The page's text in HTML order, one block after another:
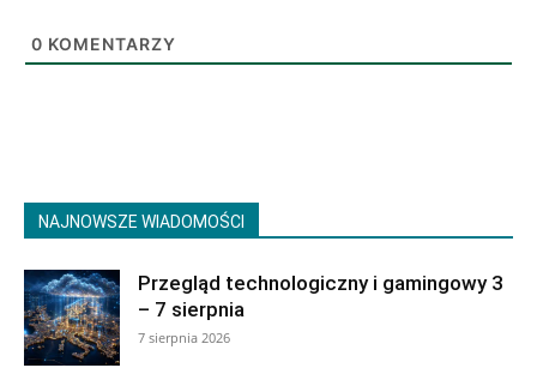
0 KOMENTARZY
NAJNOWSZE WIADOMOŚCI
Przegląd technologiczny i gamingowy 3
– 7 sierpnia
7 sierpnia 2026